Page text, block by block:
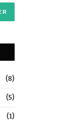
(8)
(5)
(1)